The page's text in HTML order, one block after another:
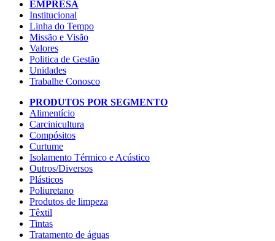
EMPRESA
Institucional
Linha do Tempo
Missão e Visão
Valores
Politica de Gestão
Unidades
Trabalhe Conosco
PRODUTOS POR SEGMENTO
Alimentício
Carcinicultura
Compósitos
Curtume
Isolamento Térmico e Acústico
Outros/Diversos
Plásticos
Poliuretano
Produtos de limpeza
Têxtil
Tintas
Tratamento de águas